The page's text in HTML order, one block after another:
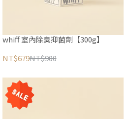
whiff 室內除臭抑菌劑【300g】
NT$679NT$900